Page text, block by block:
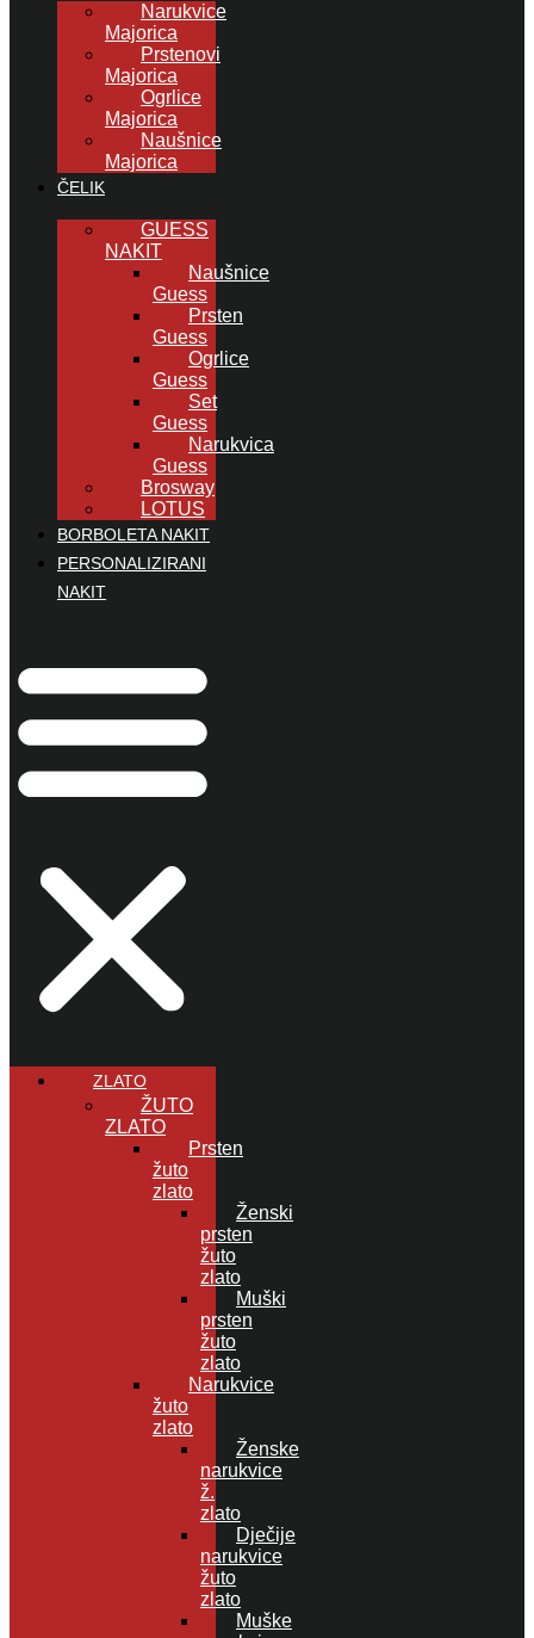
Narukvice
Majorica
Prstenovi
Majorica
Ogrlice
Majorica
Naušnice
Majorica
ČELIK
GUESS
NAKIT
Naušnice
Guess
Prsten
Guess
Ogrlice
Guess
Set
Guess
Narukvica
Guess
Brosway
LOTUS
BORBOLETA NAKIT
PERSONALIZIRANI
NAKIT
ZLATO
ŽUTO
ZLATO
Prsten
žuto
zlato
Ženski
prsten
žuto
zlato
Muški
prsten
žuto
zlato
Narukvice
žuto
zlato
Ženske
narukvice
ž.
zlato
Dječije
narukvice
žuto
zlato
Muške